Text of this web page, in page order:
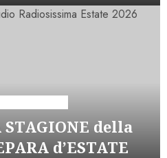
STAGIONE della
d’ESTATE